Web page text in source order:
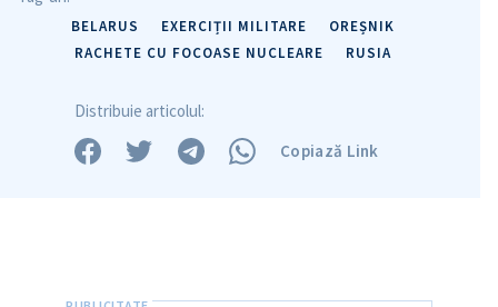
in English
на русском
BELARUS EXERCIȚII MILITARE
OREȘNIK
RACHETE CU FOCOASE NUCLEARE
RUSIA
Distribuie articolul:
Copiază Link